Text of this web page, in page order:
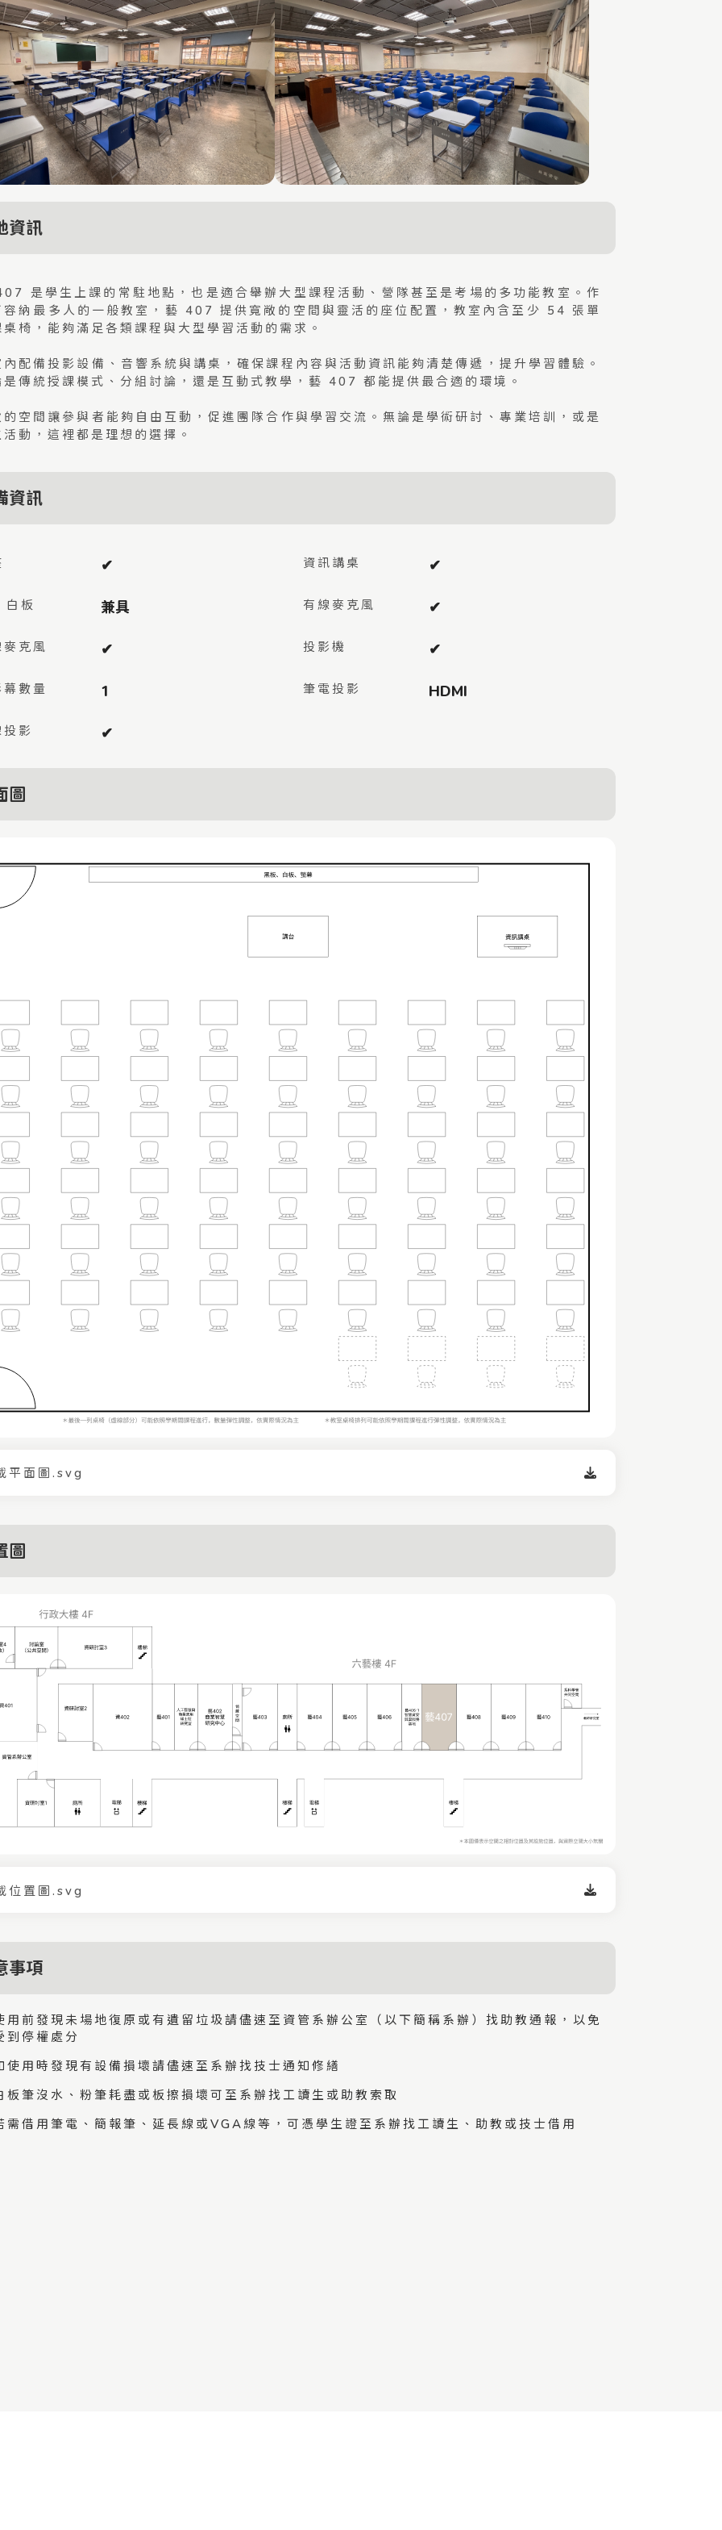
資訊
是學生上課的常駐地點，也是適合舉辦大型課程活動、營隊甚至是考場的多功能教室。作
容納最多人的一般教室，藝 407 提供寬敞的空間與靈活的座位配置，教室內含至少 54 張單
桌椅，能夠滿足各類課程與大型學習活動的需求。
內配備投影設備、音響系統與講桌，確保課程內容與活動資訊能夠清楚傳遞，提升學習體驗。
是傳統授課模式、分組討論，還是互動式教學，藝 407 都能提供最合適的環境。
的空間讓參與者能夠自由互動，促進團隊合作與學習交流。無論是學術研討、專業培訓，或是
活動，這裡都是理想的選擇。
資訊
✔︎ 資訊講桌 ✔︎
板 兼具 有線麥克風 ✔︎
麥克風 ✔︎ 投影機 ✔︎
數量 1 筆電投影 HDMI
影 ✔︎
圖
平面圖.svg
圖
位置圖.svg
事項
用前發現未場地復原或有遺留垃圾請儘速至資管系辦公室（以下簡稱系辦）找助教通報，以免
到停權處分
使用時發現有設備損壞請儘速至系辦找技士通知修繕
板筆沒水、粉筆耗盡或板擦損壞可至系辦找工讀生或助教索取
需借用筆電、簡報筆、延長線或VGA線等，可憑學生證至系辦找工讀生、助教或技士借用